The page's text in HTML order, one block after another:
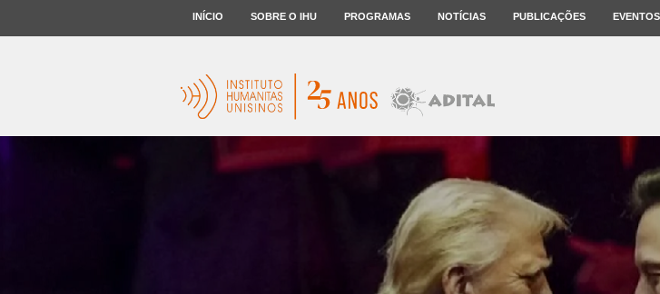
INÍCIO SOBRE O IHU PROGRAMAS NOTÍCIAS PUBLICAÇÕES EVENTOS